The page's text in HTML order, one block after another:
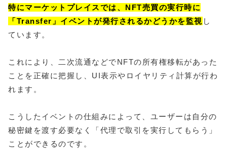
特にマーケットプレイスでは、NFT売買の実行時に
「Transfer」イベントが発行されるかどうかを監視 し
ています。
これにより、二次流通などでNFTの所有権移転があった
ことを正確に把握し、UI表示やロイヤリティ計算が行わ
れます。
こうしたイベントの仕組みによって、ユーザーは自分の
秘密鍵を渡す必要なく「代理で取引を実行してもらう」
ことができるのです。